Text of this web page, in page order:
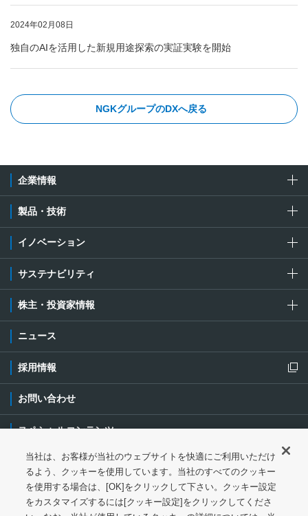
2024年02月08日
独自のAIを活用した新規用途探索の実証実験を開始
NGKグループのDXへ戻る
企業情報
製品・技術
イノベーション
サステナビリティ
株主・投資家情報
ニュース
採用情報
新規ウィンドウを開きます
お問い合わせ
スペシャルコンテンツ
ご利用条件・ご注意 プライバシーポリシー
ソーシャルメディアポリシー クッキーポリシー
当社は、お客様が当社のウェブサイトを快適にご利用いただけ
るよう、クッキーを使用しています。当社のすべてのクッキー
を使用する場合は、[OK]をクリックして下さい。クッキー設定
をカスタマイズするには[クッキー設定]をクリックしてくださ